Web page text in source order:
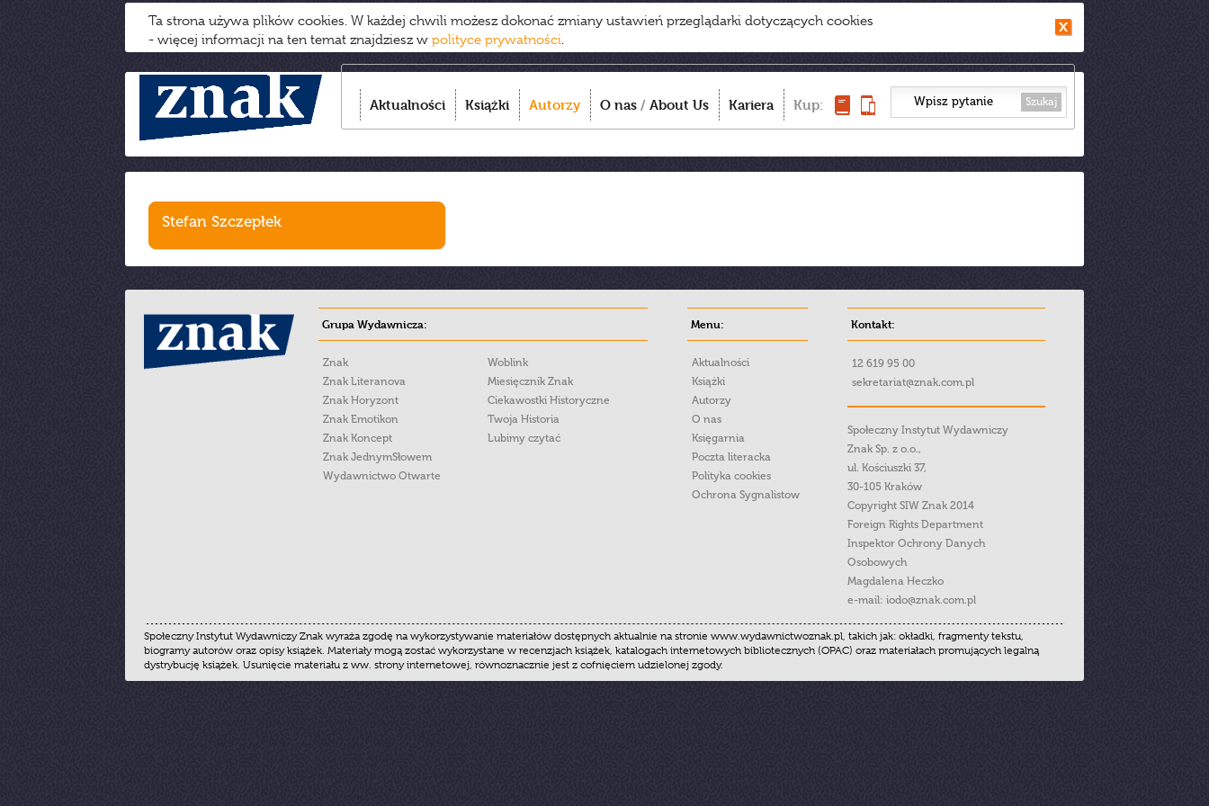
Ta strona używa plików cookies. W każdej chwili możesz dokonać zmiany ustawień przeglądarki dotyczących cookies
- więcej informacji na ten temat znajdziesz w polityce prywatności.
Aktualności Książki Autorzy O nas / About Us Kariera Kup: Szukaj
Stefan Szczepłek
Grupa Wydawnicza:
Znak
Znak Literanova
Znak Horyzont
Znak Emotikon
Znak Koncept
Znak JednymSłowem
Wydawnictwo Otwarte
Woblink
Miesięcznik Znak
Ciekawostki Historyczne
Twoja Historia
Lubimy czytać
Menu:
Aktualności
Książki
Autorzy
O nas
Księgarnia
Poczta literacka
Polityka cookies
Ochrona Sygnalistow
Kontakt:
12 619 95 00
sekretariat@znak.com.pl
Społeczny Instytut Wydawniczy
Znak Sp. z o.o.,
ul. Kościuszki 37,
30-105 Kraków
Copyright SIW Znak 2014
Foreign Rights Department
Inspektor Ochrony Danych
Osobowych
Magdalena Heczko
e-mail: iodo@znak.com.pl
Społeczny Instytut Wydawniczy Znak wyraża zgodę na wykorzystywanie materiałów dostępnych aktualnie na stronie www.wydawnictwoznak.pl, takich jak: okładki, fragmenty tekstu,
biogramy autorów oraz opisy książek. Materiały mogą zostać wykorzystane w recenzjach książek, katalogach internetowych bibliotecznych (OPAC) oraz materiałach promujących legalną
dystrybucję książek. Usunięcie materiału z ww. strony internetowej, równoznacznie jest z cofnięciem udzielonej zgody.